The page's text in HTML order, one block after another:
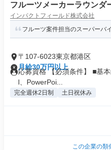
フルーツメーカーラウンダ
インパクトフィールド株式会社
フルーツ案件担当のスーパーバ
〒107-6023東京都港区
月給30万円以上
応募資格 【必須条件】 ■基
l、PowerPoi...
完全週休2日制 土日祝休み
この企業の類